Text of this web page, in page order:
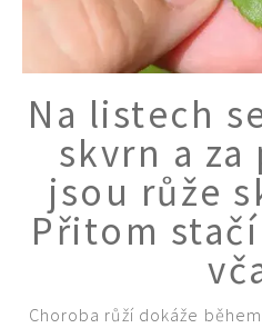
Na listech
skvrn a
jsou růže
Přitom
Choroba růží dokáže